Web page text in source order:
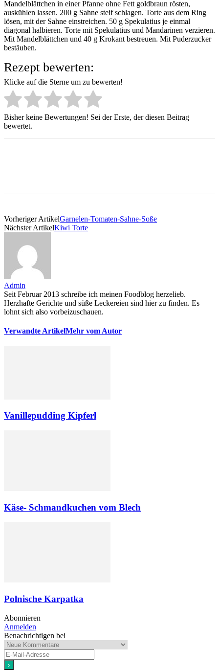
Mandelblättchen in einer Pfanne ohne Fett goldbraun rösten,
auskühlen lassen. 200 g Sahne steif schlagen. Torte aus dem Ring
lösen, mit der Sahne einstreichen. 50 g Spekulatius je einmal
diagonal halbieren. Torte mit Spekulatius und Mandarinen verzieren.
Mit Mandelblättchen und 40 g Krokant bestreuen. Mit Puderzucker
bestäuben.
Rezept bewerten:
Klicke auf die Sterne um zu bewerten!
Bisher keine Bewertungen! Sei der Erste, der diesen Beitrag
bewertet.
Vorheriger ArtikelGarnelen-Tomaten-Sahne-Soße
Nächster ArtikelKiwi Torte
Admin
Seit Februar 2013 schreibe ich meinen Foodblog herzelieb.
Herzhafte Gerichte und süße Leckereien sind hier zu finden. Es
lohnt sich also vorbeizuschauen.
Verwandte ArtikelMehr vom Autor
Vanillepudding Kipferl
Käse- Schmandkuchen vom Blech
Polnische Karpatka
Abonnieren
Anmelden
Benachrichtigen bei